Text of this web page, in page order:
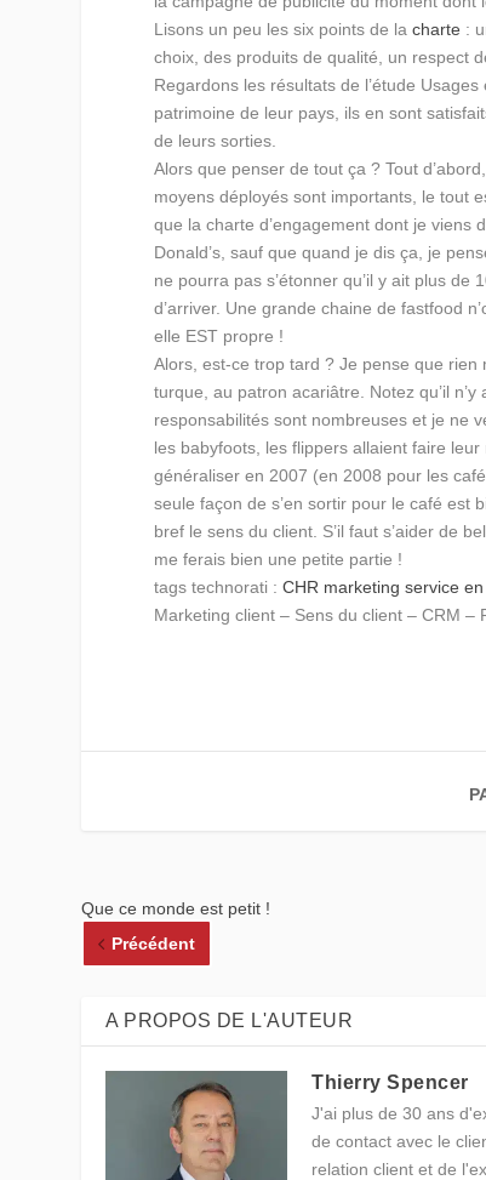
Lisons un peu les six points de lacharte :
choix, des produits de qualité, un respect
Regardons les résultats de l’étude
patrimoine de leur pays, ils en sont
de leurs sorties.
Alors que penser de tout ça ? Tout
moyens déployés sont importants, le tout
que la charte d’engagement dont je
Donald’s, sauf que quand je dis ça, je
ne pourra pas s’étonner qu’il y ait plus
d’arriver. Une grande chaine de fastfood
elle EST propre !
Alors, est-ce trop tard ? Je pense que
turque, au patron acariâtre. Notez qu’il
responsabilités sont nombreuses et je ne
les babyfoots, les flippers allaient faire
généraliser en 2007 (en 2008 pour les
seule façon de s’en sortir pour le café est
bref le sens du client. S’il faut s’aider de
me ferais bien une petite partie !
tags technorati :CHR marketing service
Marketing client – Sens du client – CRM
Que ce monde est petit !
Précédent
A PROPOS DE L'AUTEUR
Thierry Spencer
J'ai plus de 30 ans
de contact avec le
relation client et de